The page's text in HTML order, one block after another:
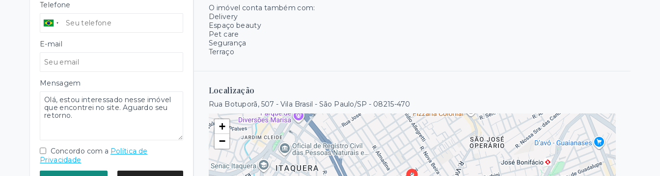
O imóvel conta também com:
Delivery
Espaço beauty
Pet care
Segurança
Terraço
Localização
Rua Botuporã, 507 - Vila Brasil - São Paulo/SP - 08215-470
+
−
Telefone
E-mail
Mensagem
Concordo com a Política de
Privacidade